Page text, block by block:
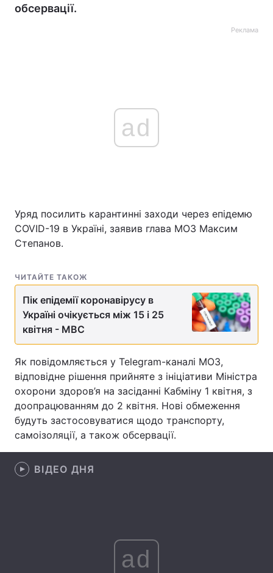
Головна Війна
Техно і зв'язок Лайт
Зброя Інциденти
Здоров'я Туризм
Цікавинки Погода
Екологія Регіони
Лонгріди
Вакансії
обсервації.
Реклама
ad
Уряд посилить карантинні заходи через епідемю
COVID-19 в Україні, заявив глава МОЗ Максим
Степанов.
ЧИТАЙТЕ ТАКОЖ
Пік епідемії коронавірусу в
Україні очікується між 15 і 25
квітня - МВС
Як повідомляється у Telegram-каналі МОЗ,
відповідне рішення прийняте з ініціативи Міністра
охорони здоров’я на засіданні Кабміну 1 квітня, з
доопрацюванням до 2 квітня. Нові обмеження
будуть застосовуватися щодо транспорту,
самоізоляції, а також обсервації.
ВІДЕО ДНЯ
ad